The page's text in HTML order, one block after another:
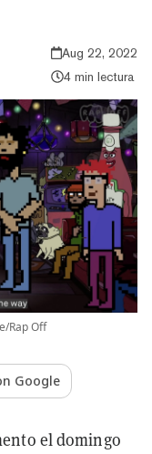
Aug 22, 2022
4 min lectura
Rap Off
Google
el domingo